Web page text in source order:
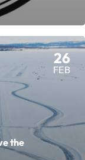
26
FEB
the